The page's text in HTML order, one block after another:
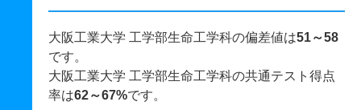
大阪工業大学 工学部生命工学科の偏差値は51～58
です。
大阪工業大学 工学部生命工学科の共通テスト得点
率は62～67%です。